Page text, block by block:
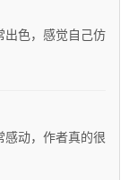
出色，感觉自己仿
动，作者真的很